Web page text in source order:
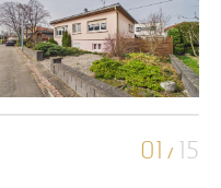
01 / 15
PISCINE